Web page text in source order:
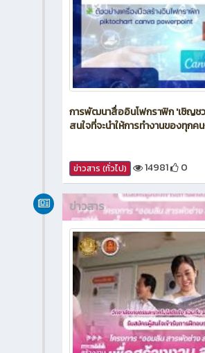
การพัฒนาสื่ออินโฟกราฟิก 'เชิญช
สนใจที่จะนำให้การทำงานของทุกค
ข่าวสาร (ทั่วไป) 14981 0
ข่าวสาร